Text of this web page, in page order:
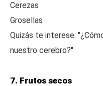
Cerezas
Grosellas
Quizás te interese:
nuestro cerebro?"
7. Frutos secos